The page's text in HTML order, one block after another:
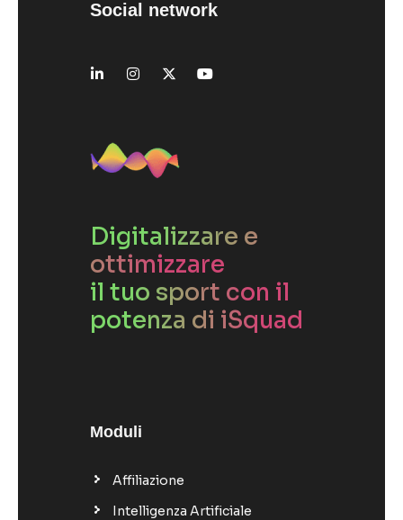
Social network
Digitalizzare e
ottimizzare
il tuo sport con il
potenza di iSquad
Moduli
Affiliazione
Intelligenza Artificiale